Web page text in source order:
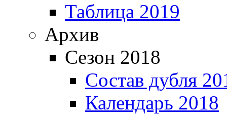
Таблица 2019
Архив
Сезон 2018
Состав дубля
Календарь 2018